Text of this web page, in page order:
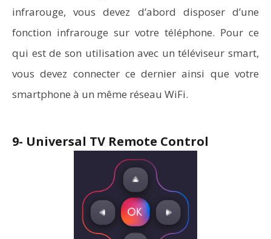
infrarouge, vous devez d’abord disposer d’une
fonction infrarouge sur votre téléphone. Pour ce
qui est de son utilisation avec un téléviseur smart,
vous devez connecter ce dernier ainsi que votre
smartphone à un même réseau WiFi.
9- Universal TV Remote Control